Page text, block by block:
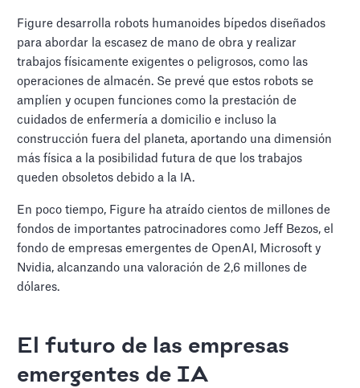
Figure desarrolla robots humanoides bípedos diseñados
para abordar la escasez de mano de obra y realizar
trabajos físicamente exigentes o peligrosos, como las
operaciones de almacén. Se prevé que estos robots se
amplíen y ocupen funciones como la prestación de
cuidados de enfermería a domicilio e incluso la
construcción fuera del planeta, aportando una dimensión
más física a la posibilidad futura de que los trabajos
queden obsoletos debido a la IA.
En poco tiempo, Figure ha atraído cientos de millones de
fondos de importantes patrocinadores como Jeff Bezos, el
fondo de empresas emergentes de OpenAI, Microsoft y
Nvidia, alcanzando una valoración de 2,6 millones de
dólares.
El futuro de las empresas
emergentes de IA